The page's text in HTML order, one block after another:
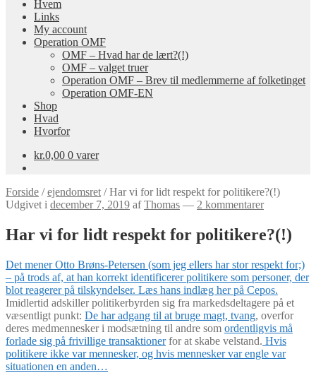
Hvem
Links
My account
Operation OMF
OMF – Hvad har de lært?(!)
OMF – valget truer
Operation OMF – Brev til medlemmerne af folketinget
Operation OMF-EN
Shop
Hvad
Hvorfor
kr.0,00 0 varer
Forside /ejendomsret /Har vi for lidt respekt for politikere?(!)
Udgivet i december 7, 2019 afThomas — 2 kommentarer
Har vi for lidt respekt for politikere?(!)
Det mener Otto Brøns-Petersen (som jeg ellers har stor respekt for;)
– på trods af, at han korrekt identificerer politikere som personer, der
blot reagerer på tilskyndelser. Læs hans indlæg her på Cepos.
Imidlertid adskiller politikerbyrden sig fra markedsdeltagere på et
væsentligt punkt: De har adgang til at bruge magt, tvang, overfor
deres medmennesker i modsætning til andre som ordentligvis må
forlade sig på frivillige transaktionerfor at skabe velstand. Hvis
politikere ikke var mennesker, og hvis mennesker var engle var
situationen en anden…